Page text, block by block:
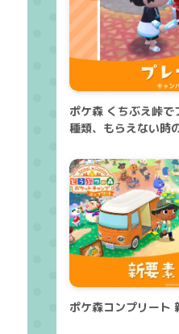
ポケ森 くちぶえ峠で
種類、もらえない時
ポケ森コンプリート